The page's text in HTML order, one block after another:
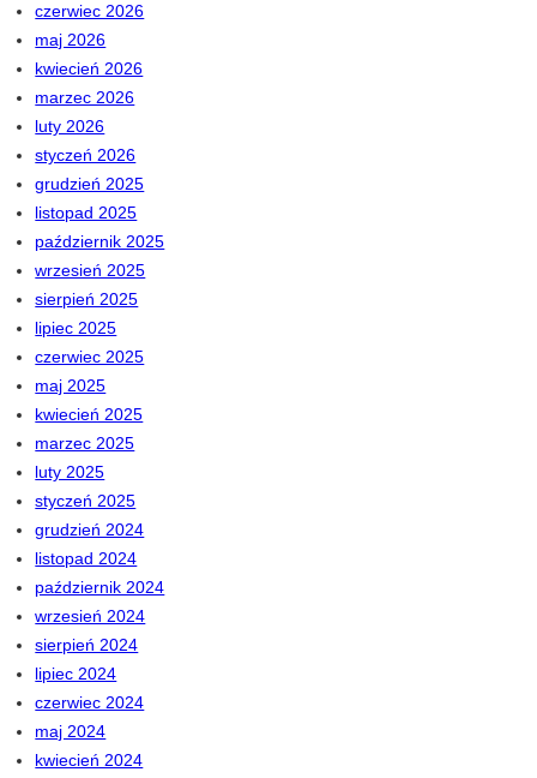
czerwiec 2026
maj 2026
kwiecień 2026
marzec 2026
luty 2026
styczeń 2026
grudzień 2025
listopad 2025
październik 2025
wrzesień 2025
sierpień 2025
lipiec 2025
czerwiec 2025
maj 2025
kwiecień 2025
marzec 2025
luty 2025
styczeń 2025
grudzień 2024
listopad 2024
październik 2024
wrzesień 2024
sierpień 2024
lipiec 2024
czerwiec 2024
maj 2024
kwiecień 2024